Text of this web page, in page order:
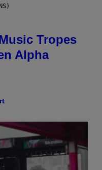
Tropes
Alpha